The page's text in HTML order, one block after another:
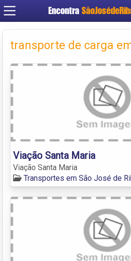
Encontra
Criar
transporte de carga
Viação Santa Maria
Viação Santa Maria
Transportes em São José de